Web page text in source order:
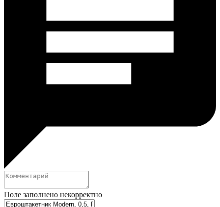
Поле заполнено некорректно